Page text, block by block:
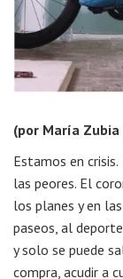
(por María
Estamos en
las peores. El
los planes y en
paseos, al
y solo se puede
compra, acudir a